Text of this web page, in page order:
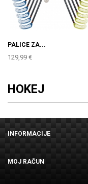
PALICE ZA...
129,99 €
HOKEJ
INFORMACIJE
MOJ RAČUN